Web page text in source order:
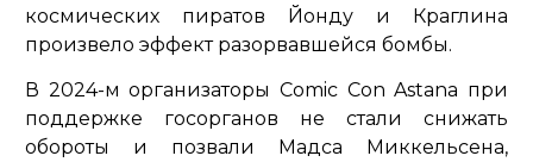
космических пиратов Йонду и Краглина
произвело эффект разорвавшейся бомбы.
В 2024-м организаторы Comic Con Astana при
поддержке госорганов не стали снижать
обороты и позвали Мадса Миккельсена,